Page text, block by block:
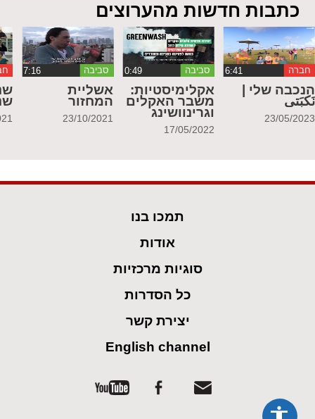
כתבות חדשות מהערוצים
חברה
הנכבה שלי |
نَكبَتي
23/05/2023
סביבה ‏0:49
אקלימיסטיות:
משבר האקלים
וגרינוושינג
17/05/2022
סביבה
אשליית
המחזור
23/10/2021
תמכו בנו
אודות
סוגיות מרכזיות
כל הסדרות
יצירת קשר
English channel